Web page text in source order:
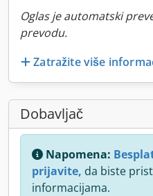
Oglas je automatski
prevodu.
Zatražite više
Dobavljač
Napomena:
prijavite, da biste
informacijama.